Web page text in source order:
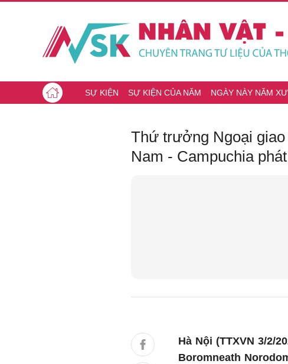
SỰ KIỆN SỰ KIỆN CỦA NĂM NGÀY NÀY NĂM
Thứ trưởng Ngoại
Nam - Campuchia
Hà Nội (TTXVN 3/2/
Boromneath